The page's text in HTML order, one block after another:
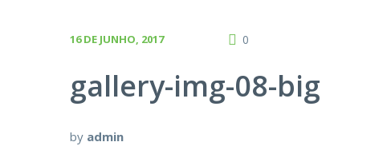
16 DE JUNHO, 2017 0
gallery-img-08-big
by admin